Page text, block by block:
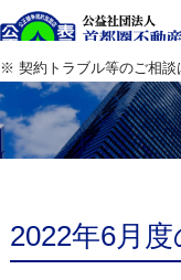
※ 契約トラブル等のご相談
2022年6月